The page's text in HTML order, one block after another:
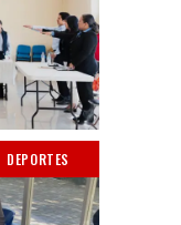
DEPORTES